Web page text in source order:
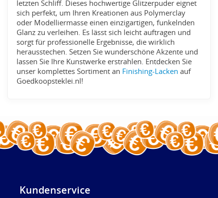
letzten Schliff. Dieses hochwertige Glitzerpuder eignet
sich perfekt, um Ihren Kreationen aus Polymerclay
oder Modelliermasse einen einzigartigen, funkelnden
Glanz zu verleihen. Es lässt sich leicht auftragen und
sorgt für professionelle Ergebnisse, die wirklich
herausstechen. Setzen Sie wunderschöne Akzente und
lassen Sie Ihre Kunstwerke erstrahlen. Entdecken Sie
unser komplettes Sortiment an Finishing-Lacken auf
Goedkoopsteklei.nl!
Kundenservice